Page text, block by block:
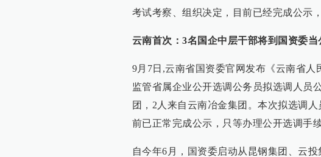
考试考察、组织决定，目前已经完成公示
云南首次：3名国企中层干部将到国资委当
9月7日,云南省国资委官网发布《云南省
监管省属企业公开选调公务员拟选调人员
团，2人来自云南冶金集团。本次拟选调
前已正常完成公示，只等办理公开选调手续
自今年6月，国资委启动从昆钢集团、云